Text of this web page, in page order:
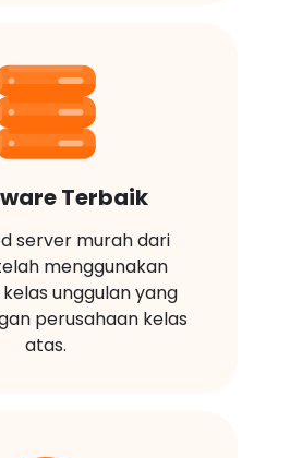
Terbaik
server murah dari
menggunakan
unggulan yang
perusahaan kelas
atas.